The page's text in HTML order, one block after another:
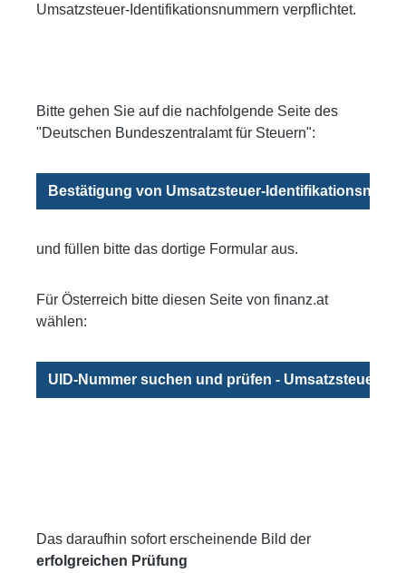
Umsatzsteuer-Identifikationsnummern verpflichtet.
Bitte gehen Sie auf die nachfolgende Seite des
"Deutschen Bundeszentralamt für Steuern":
Bestätigung von Umsatzsteuer-
und füllen bitte das dortige Formular aus.
Für Österreich bitte diesen Seite von finanz.at
wählen:
UID-Nummer suchen und prüfen - Umsatzsteuer /
Das daraufhin sofort erscheinende Bild der
erfolgreichen Prüfung